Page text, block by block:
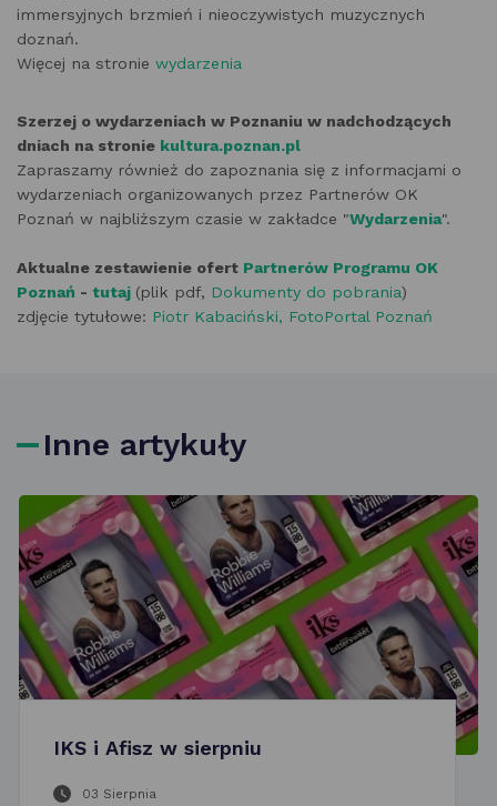
immersyjnych brzmień i nieoczywistych muzycznych
doznań.
Więcej na stronie wydarzenia
Szerzej o wydarzeniach w Poznaniu w nadchodzących
dniach na stronie kultura.poznan.pl
Zapraszamy również do zapoznania się z informacjami o
wydarzeniach organizowanych przez Partnerów OK
Poznań w najbliższym czasie w zakładce "Wydarzenia".
Aktualne zestawienie ofert Partnerów Programu OK
Poznań - tutaj (plik pdf, Dokumenty do pobrania)
zdjęcie tytułowe: Piotr Kabaciński, FotoPortal Poznań
Inne artykuły
IKS i Afisz w sierpniu
03 Sierpnia